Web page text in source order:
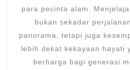
para pecinta alam.
bukan sekadar
panorama, tetapi juga
lebih dekat kekayaan hayati
berharga bagi generasi